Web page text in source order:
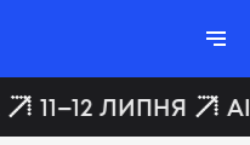
11–12 ЛИПНЯ